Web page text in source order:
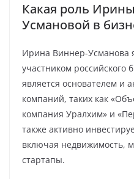
Какая роль
Усмановой в
Ирина Виннер-Усманова
участником российского
является основателем и
компаний, таких как
компания Уралхим» и
также активно
включая недвижимость,
стартапы.